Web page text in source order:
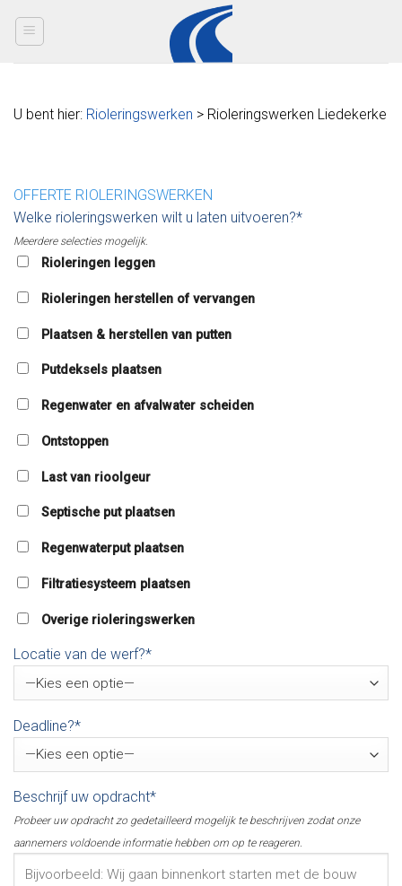
U bent hier: Rioleringswerken > Rioleringswerken Liedekerke
OFFERTE RIOLERINGSWERKEN
Welke rioleringswerken wilt u laten uitvoeren?*
Meerdere selecties mogelijk.
Rioleringen leggen
Rioleringen herstellen of vervangen
Plaatsen & herstellen van putten
Putdeksels plaatsen
Regenwater en afvalwater scheiden
Ontstoppen
Last van rioolgeur
Septische put plaatsen
Regenwaterput plaatsen
Filtratiesysteem plaatsen
Overige rioleringswerken
Locatie van de werf?*
Deadline?*
Beschrijf uw opdracht*
Probeer uw opdracht zo gedetailleerd mogelijk te beschrijven zodat onze
aannemers voldoende informatie hebben om op te reageren.